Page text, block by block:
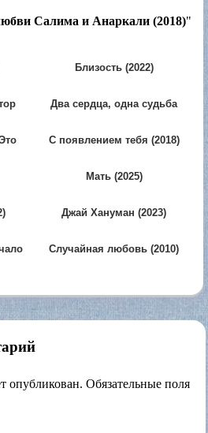
Салима и Анаркали (2018)"
Близость (2022)
Два сердца, одна судьба
С появлением тебя (2018)
Мать (2025)
Джай Хануман (2023)
Случайная любовь (2010)
опубликован. Обязательные поля